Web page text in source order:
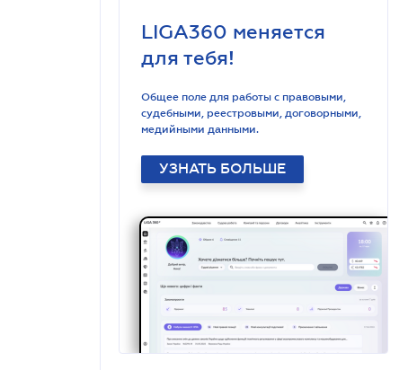
LIGA360 меняется
для тебя!
Общее поле для работы с правовыми,
судебными, реестровыми, договорными,
медийными данными.
УЗНАТЬ БОЛЬШЕ